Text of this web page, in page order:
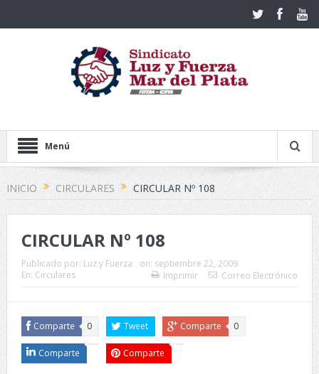
Menú
INICIO CIRCULARES CIRCULAR Nº 108
CIRCULAR Nº 108
Publicado por: Luz y Fuerza on: septiembre 22, 2009
En: Circulares Imprimir Correo Electrónico
Comparte 0 Tweet Comparte 0
Comparte Comparte